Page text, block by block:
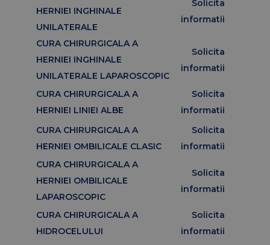
HERNIEI INGHINALE
UNILATERALE
Solicita
informatii
CURA CHIRURGICALA A
HERNIEI INGHINALE
UNILATERALE LAPAROSCOPIC
Solicita
informatii
CURA CHIRURGICALA A
HERNIEI LINIEI ALBE
Solicita
informatii
CURA CHIRURGICALA A
HERNIEI OMBILICALE CLASIC
Solicita
informatii
CURA CHIRURGICALA A
HERNIEI OMBILICALE
LAPAROSCOPIC
Solicita
informatii
CURA CHIRURGICALA A
HIDROCELULUI
Solicita
informatii